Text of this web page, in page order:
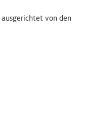
von den